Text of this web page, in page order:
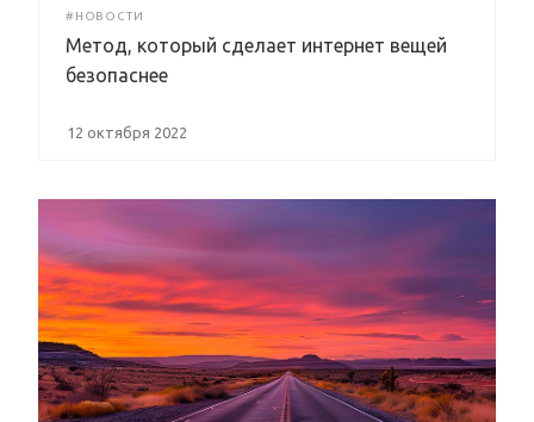
#НОВОСТИ
Метод, который сделает интернет вещей
безопаснее
12 октября 2022